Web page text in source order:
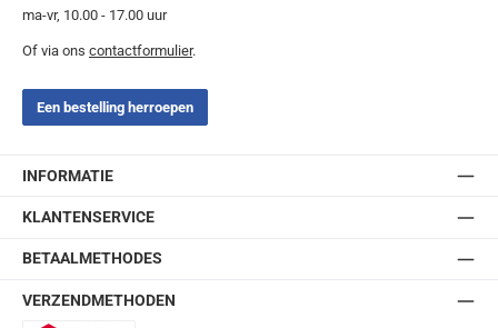
ma-vr, 10.00 - 17.00 uur
Of via ons contactformulier.
Een bestelling herroepen
INFORMATIE
KLANTENSERVICE
BETAALMETHODES
VERZENDMETHODEN